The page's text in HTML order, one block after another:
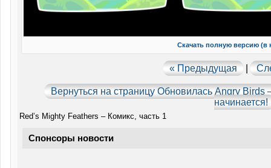
Скачать полную версию (в
« Предыдущая
Вернуться на страницу Обновилась Angry Birds
начинается!
Red’s Mighty Feathers – Комикс, часть 1
Спонсоры новости